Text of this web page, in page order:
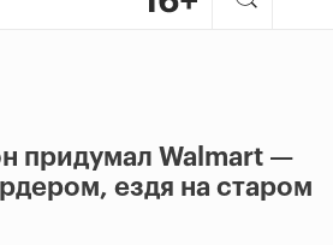
придумал Walmart —
ездя на старом